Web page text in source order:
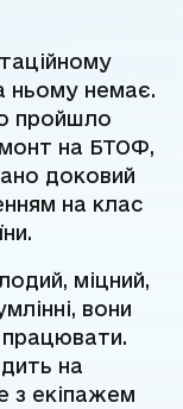
ньому немає.
пройшло
на БТОФ,
доковий
на клас
міцний,
вони
на
з екіпажем